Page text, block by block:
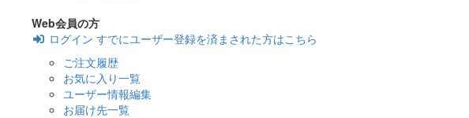
Web会員の方
ログイン すでにユーザー登録を済まされた方はこちら
ご注文履歴
お気に入り一覧
ユーザー情報編集
お届け先一覧